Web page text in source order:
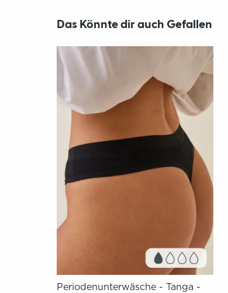
Das Könnte dir auch Gefallen
Periodenunterwäsche - Tanga -